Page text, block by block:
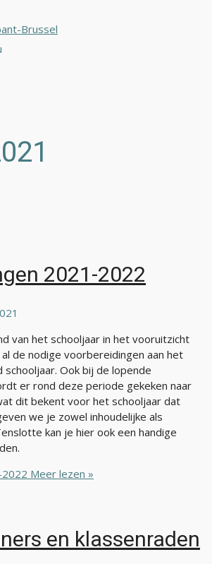
2021-2022
van het schooljaar in het vooruitzicht
de nodige voorbereidingen aan het
Ook bij de lopende
er rond deze periode gekeken naar
dit bekent voor het schooljaar dat
we je zowel inhoudelijke als
kan je hier ook een handige
Meer lezen »
en klassenraden